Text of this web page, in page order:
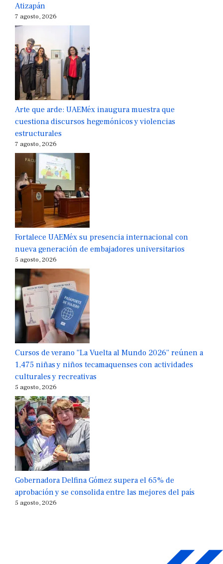
Atizapán
7 agosto, 2026
Arte que arde: UAEMéx inaugura muestra que
cuestiona discursos hegemónicos y violencias
estructurales
7 agosto, 2026
Fortalece UAEMéx su presencia internacional con
nueva generación de embajadores universitarios
5 agosto, 2026
Cursos de verano “La Vuelta al Mundo 2026” reúnen a
1,475 niñas y niños tecamaquenses con actividades
culturales y recreativas
5 agosto, 2026
Gobernadora Delfina Gómez supera el 65% de
aprobación y se consolida entre las mejores del país
5 agosto, 2026